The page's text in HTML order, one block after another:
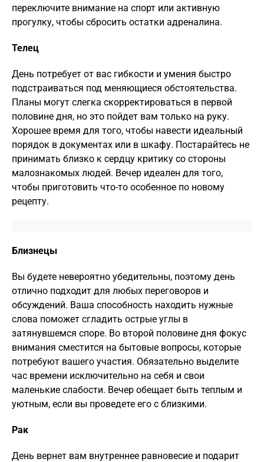
переключите внимание на спорт или активную
прогулку, чтобы сбросить остатки адреналина.
Телец
День потребует от вас гибкости и умения быстро
подстраиваться под меняющиеся обстоятельства.
Планы могут слегка скорректироваться в первой
половине дня, но это пойдет вам только на руку.
Хорошее время для того, чтобы навести идеальный
порядок в документах или в шкафу. Постарайтесь не
принимать близко к сердцу критику со стороны
малознакомых людей. Вечер идеален для того,
чтобы приготовить что-то особенное по новому
рецепту.
Близнецы
Вы будете невероятно убедительны, поэтому день
отлично подходит для любых переговоров и
обсуждений. Ваша способность находить нужные
слова поможет сгладить острые углы в
затянувшемся споре. Во второй половине дня фокус
внимания сместится на бытовые вопросы, которые
потребуют вашего участия. Обязательно выделите
час времени исключительно на себя и свои
маленькие слабости. Вечер обещает быть теплым и
уютным, если вы проведете его с близкими.
Рак
День вернет вам внутреннее равновесие и подарит